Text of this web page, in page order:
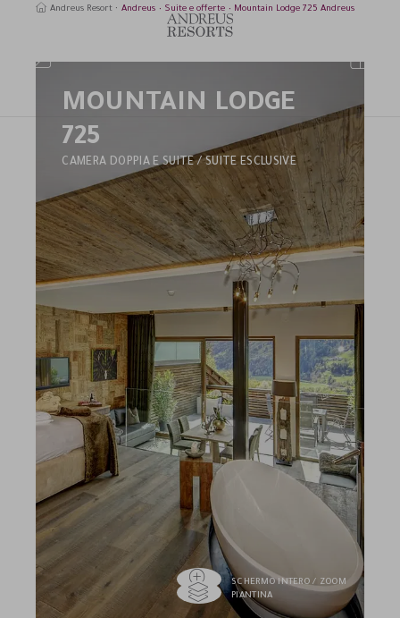
Andreus Resort Andreus Suite e offerte Mountain Lodge 725 Andreus
MOUNTAIN LODGE
725
CAMERA DOPPIA E SUITE / SUITE ESCLUSIVE
SCHERMO INTERO / ZOOM
PIANTINA